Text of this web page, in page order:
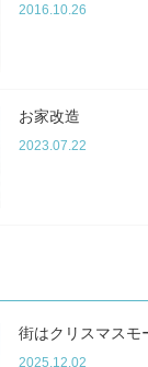
2016.10.26
お家改造
2023.07.22
街はクリスマスモ
2025.12.02